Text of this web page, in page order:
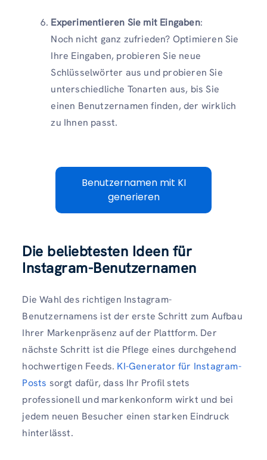
Experimentieren Sie mit Eingaben:
Noch nicht ganz zufrieden? Optimieren Sie
Ihre Eingaben, probieren Sie neue
Schlüsselwörter aus und probieren Sie
unterschiedliche Tonarten aus, bis Sie
einen Benutzernamen finden, der wirklich
zu Ihnen passt.
Benutzernamen mit KI
generieren
Die beliebtesten Ideen für
Instagram-Benutzernamen
Die Wahl des richtigen Instagram-
Benutzernamens ist der erste Schritt zum Aufbau
Ihrer Markenpräsenz auf der Plattform. Der
nächste Schritt ist die Pflege eines durchgehend
hochwertigen Feeds. KI-Generator für Instagram-
Posts sorgt dafür, dass Ihr Profil stets
professionell und markenkonform wirkt und bei
jedem neuen Besucher einen starken Eindruck
hinterlässt.